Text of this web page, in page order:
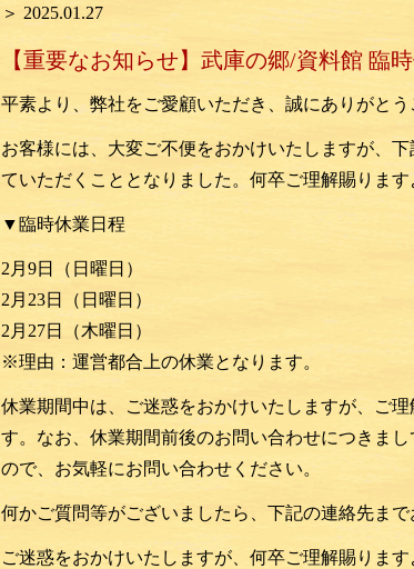
＞ 2025.01.27
【重要なお知らせ】武庫の郷/資料館 臨
平素より、弊社をご愛顧いただき、誠にありがとう
お客様には、大変ご不便をおかけいたしますが、
ていただくこととなりました。何卒ご理解賜ります
▼臨時休業日程
2月9日（日曜日）
2月 23日（日曜日）
2月 27日（木曜日）
※理由：運営都合上の休業となります。
休業期間中は、ご迷惑をおかけいたしますが、ご
す。なお、休業期間前後のお問い合わせにつきま
ので、お気軽にお問い合わせください。
何かご質問等がございましたら、下記の連絡先まで
ご迷惑をおかけいたしますが、何卒ご理解賜ります